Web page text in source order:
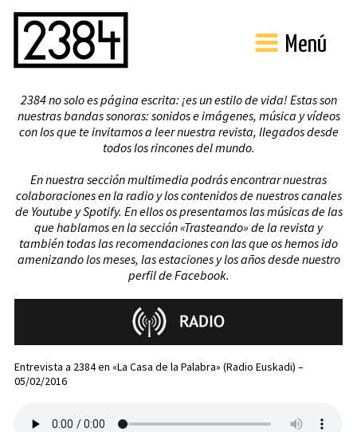
Menú
2384 no solo es página escrita: ¡es un estilo de vida! Estas son
nuestras bandas sonoras: sonidos e imágenes, música y vídeos
con los que te invitamos a leer nuestra revista, llegados desde
todos los rincones del mundo.
En nuestra sección multimedia podrás encontrar nuestras
colaboraciones en la radio y los contenidos de nuestros canales
de Youtube y Spotify. En ellos os presentamos las músicas de las
que hablamos en la sección «Trasteando» de la revista y
también todas las recomendaciones con las que os hemos ido
amenizando los meses, las estaciones y los años desde nuestro
perfil de Facebook.
Entrevista a 2384 en «La Casa de la Palabra» (Radio Euskadi) –
05/02/2016